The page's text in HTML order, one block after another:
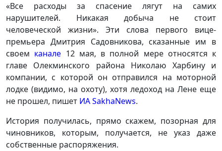
«Все расходы за спасение лягут на самих
нарушителей. Никакая добыча не стоит
человеческой жизни». Эти слова первого вице-
премьера Дмитрия Садовникова, сказанные им в
своем канале 12 мая, в полной мере относятся к
главе Олекминского района Николаю Харбину и
компании, с которой он отправился на моторной
лодке (видимо, на охоту), хотя ледоход на Лене еще
не прошел, пишет ИА SakhaNews.
История получилась, прямо скажем, позорная для
чиновников, которым, получается, не указ даже
собственные распоряжения.